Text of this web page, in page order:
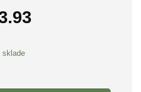
sklade
dymovnica PXM30 - 1ks